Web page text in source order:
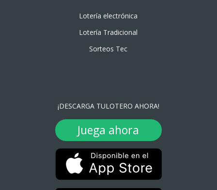
Lotería electrónica
Lotería Tradicional
Sorteos Tec
¡DESCARGA TULOTERO AHORA!
Juega ahora